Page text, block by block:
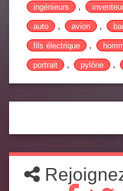
ingénieurs ,
auto , avion ,
fils électrique ,
portrait , pylône ,